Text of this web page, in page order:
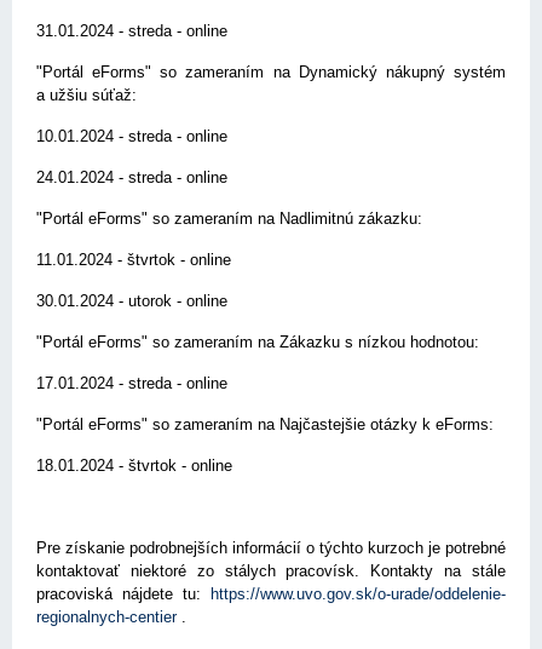
31.01.2024 - streda - online
"Portál eForms" so zameraním na Dynamický nákupný systém
a užšiu súťaž:
10.01.2024 - streda - online
24.01.2024 - streda - online
"Portál eForms" so zameraním na Nadlimitnú zákazku:
11.01.2024 - štvrtok - online
30.01.2024 - utorok - online
"Portál eForms" so zameraním na Zákazku s nízkou hodnotou:
17.01.2024 - streda - online
"Portál eForms" so zameraním na Najčastejšie otázky k eForms:
18.01.2024 - štvrtok - online
Pre získanie podrobnejších informácií o týchto kurzoch je potrebné
kontaktovať niektoré zo stálych pracovísk. Kontakty na stále
pracoviská nájdete tu: https://www.uvo.gov.sk/o-urade/oddelenie-
regionalnych-centier.